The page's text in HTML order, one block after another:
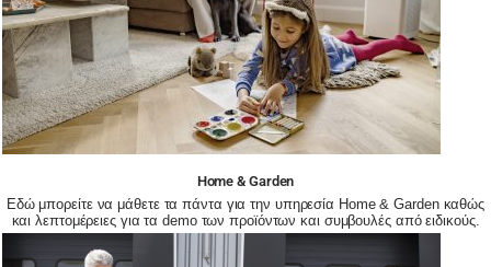
Home & Garden
Εδώ μπορείτε να μάθετε τα πάντα για την υπηρεσία Home & Garden καθώς
και λεπτομέρειες για τα demo των προϊόντων και συμβουλές από ειδικούς.